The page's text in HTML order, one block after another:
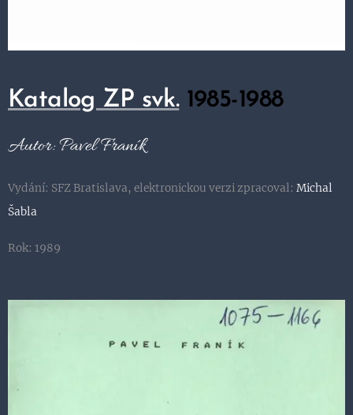
Katalog ZP svk. 1985-1988
Autor: Pavel Franík
Vydání: SFZ Bratislava, elektronickou verzi zpracoval: Michal
Šabla
Rok: 1989